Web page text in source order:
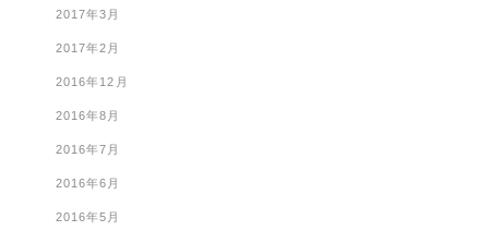
2017年3月
2017年2月
2016年12月
2016年8月
2016年7月
2016年6月
2016年5月